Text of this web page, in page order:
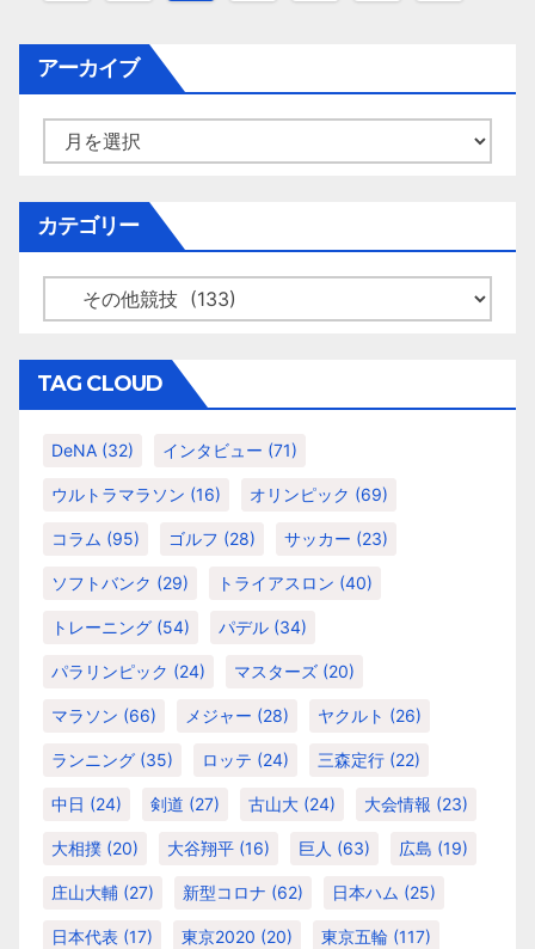
ナ
ビ
ゲ
ー
シ
ョ
ン
アーカイブ
ー
イ
ブ
カテゴリー
テ
リ
ー
TAG CLOUD
DeNA (32) インタビュー (71)
ウルトラマラソン (16) オリンピック (69)
コラム (95) ゴルフ (28) サッカー (23)
ソフトバンク (29) トライアスロン (40)
トレーニング (54) パデル (34)
パラリンピック (24) マスターズ (20)
マラソン (66) メジャー (28) ヤクルト (26)
ランニング (35) ロッテ (24) 三森定行 (22)
中日 (24) 剣道 (27) 古山大 (24) 大会情報 (23)
大相撲 (20) 大谷翔平 (16) 巨人 (63) 広島 (19)
庄山大輔 (27) 新型コロナ (62) 日本ハム (25)
日本代表 (17) 東京2020 (20) 東京五輪 (117)